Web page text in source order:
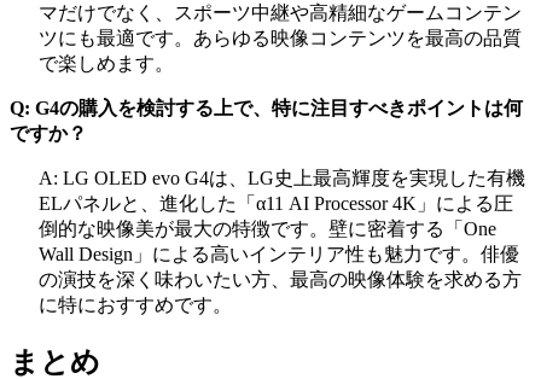
マだけでなく、スポーツ中継や高精細なゲームコンテン
ツにも最適です。あらゆる映像コンテンツを最高の品質
で楽しめます。
Q: G4の購入を検討する上で、特に注目すべきポイントは何
ですか？
A: LG OLED evo G4は、LG史上最高輝度を実現した有機
ELパネルと、進化した「α11 AI Processor 4K」による圧
倒的な映像美が最大の特徴です。壁に密着する「One
Wall Design」による高いインテリア性も魅力です。俳優
の演技を深く味わいたい方、最高の映像体験を求める方
に特におすすめです。
まとめ